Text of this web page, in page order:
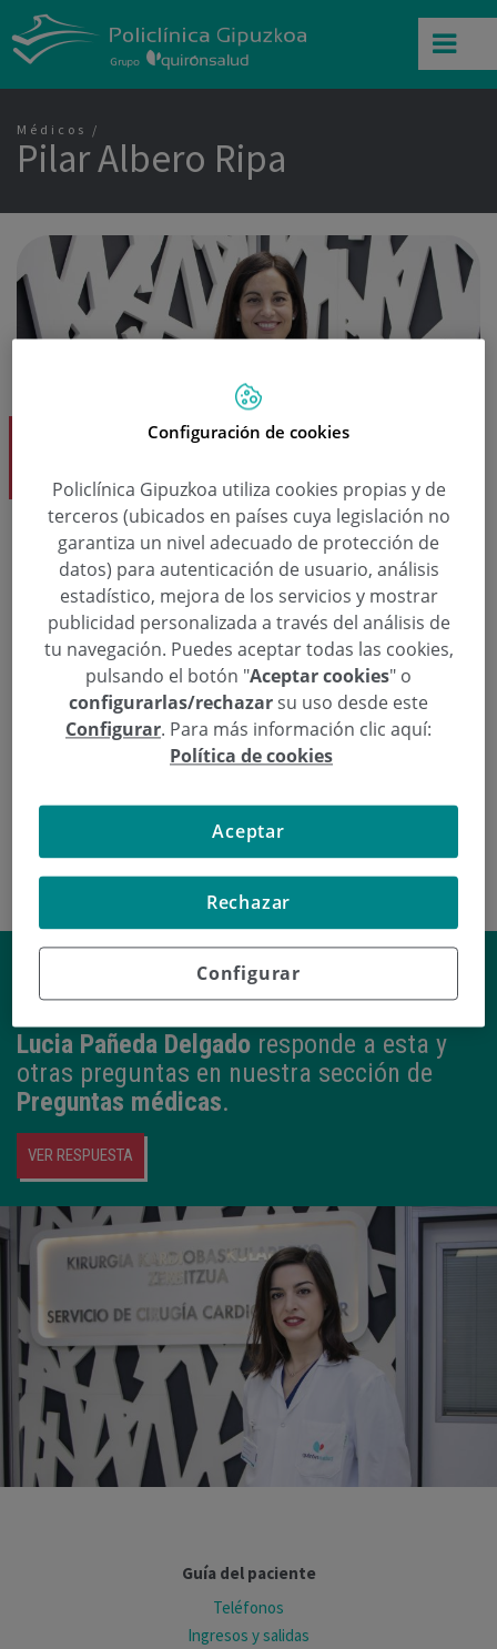
Médicos
Pilar Albero Ripa
Dra. Pilar Albero Ripa
Cirugía Plástica, Estética y Reparadora
Solicita una cita
943 50 20 49 Pedir cita
¿Cómo reducir el riesgo de sufrir
una enfermedad cardiovascular?
Lucia Pañeda Delgado responde a esta y
otras preguntas en nuestra sección de
Preguntas médicas.
VER RESPUESTA
Guía del paciente
Teléfonos
Ingresos y salidas
Configuración de cookies
Policlínica Gipuzkoa utiliza cookies propias y de
terceros (ubicados en países cuya legislación no
garantiza un nivel adecuado de protección de
datos) para autenticación de usuario, análisis
estadístico, mejora de los servicios y mostrar
publicidad personalizada a través del análisis de
tu navegación. Puedes aceptar todas las cookies,
pulsando el botón "Aceptar cookies" o
configurarlas/rechazarsu uso desde este
Configurar. Para más información clic aquí:
Política de cookies
Configurar
Rechazar
Aceptar